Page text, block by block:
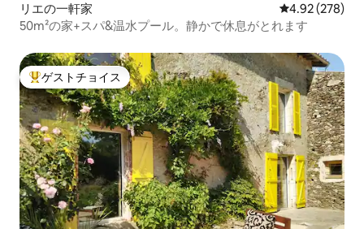
リエの一軒家 レビュー278
4.92 (278)
50m²の家+スパ&温水プール。静かで休息がとれます
大好評のゲストチョイスです。
ゲストチョイス